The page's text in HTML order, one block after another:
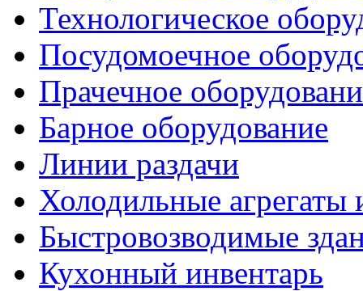
Технологическое
Посудомоечное
Прачечное
Барное оборудование
Линии раздачи
Холодильные агрегаты
Быстровозводимые
Кухонный инвентарь